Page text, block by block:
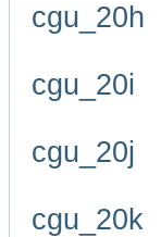
cgu_20h
cgu_20i
cgu_20j
cgu_20k